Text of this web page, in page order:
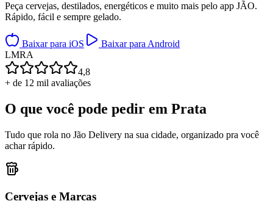
Peça cervejas, destilados, energéticos e muito mais pelo app JÃO.
Rápido, fácil e sempre gelado.
Baixar para iOS
Baixar para Android
LMRA
4,8
+ de 12 mil avaliações
O que você pode pedir em Prata
Tudo que rola no Jão Delivery na sua cidade, organizado pra você
achar rápido.
Cervejas e Marcas